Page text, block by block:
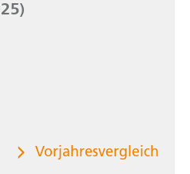
Vorjahresvergleich
– 31.12.2024)